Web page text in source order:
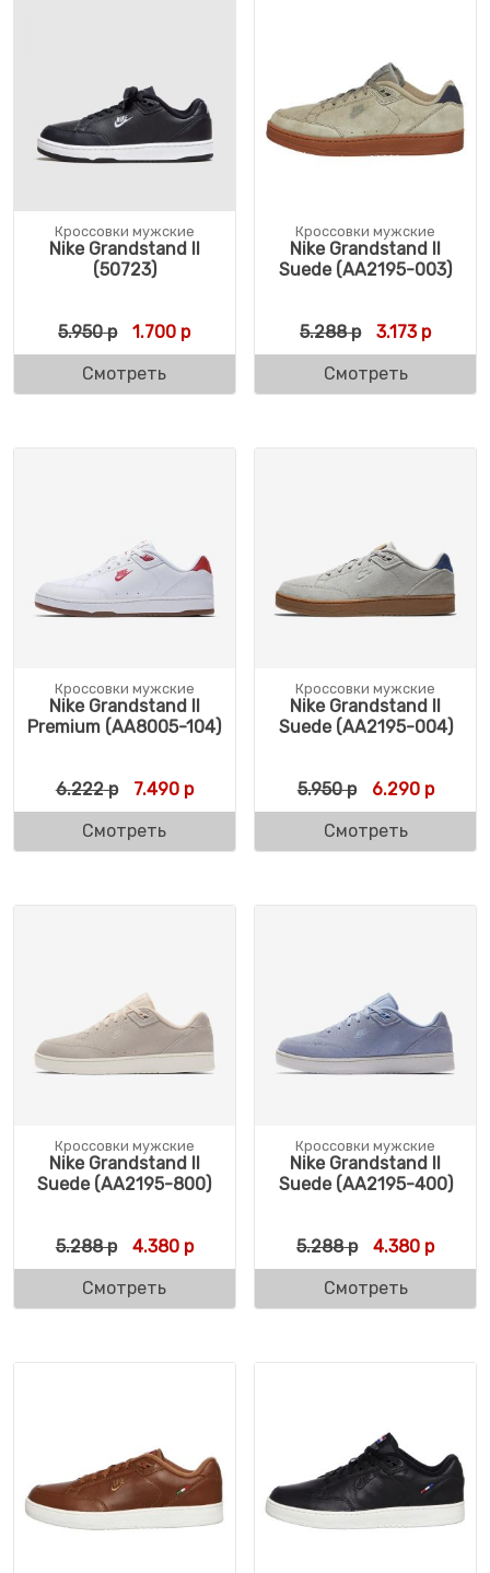
Кроссовки мужские
Nike Grandstand II
(50723)
5.950р Первоначальная цена составляла 5.950 р.
1.700 рТекущая цена: 1.700 р.
Смотреть
Кроссовки мужские
Nike Grandstand II
Suede (AA2195-003)
5.288р 3.173р
Смотреть
Кроссовки мужские
Nike Grandstand II
Premium (AA8005-104)
6.222р Первоначальная цена составляла 6.222
7.490рТекущая цена: 7.490 р.
Смотреть
Кроссовки мужские
Nike Grandstand II
Suede (AA2195-004)
5.950р 6.290р
Смотреть
Кроссовки мужские
Nike Grandstand II
Suede (AA2195-800)
5.288р Первоначальная цена составляла 5.288
4.380рТекущая цена: 4.380 р.
Смотреть
Кроссовки мужские
Nike Grandstand II
Suede (AA2195-400)
5.288р 4.380 р
Смотреть